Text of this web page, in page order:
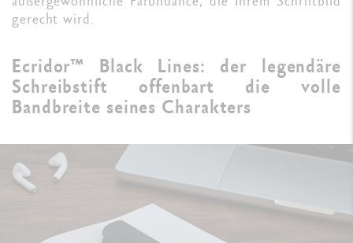
gerecht wird.
Ecridor™ Black Lines: der legendäre
Schreibstift offenbart die volle
Bandbreite seines Charakters